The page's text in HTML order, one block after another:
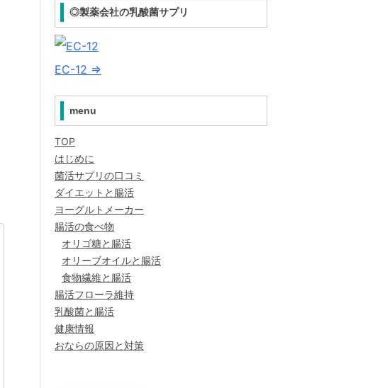
◎製薬会社の乳酸菌サプリ
EC-12 ⇒
menu
TOP
はじめに
菌活サプリの口コミ
ダイエットと腸活
ヨーグルトメーカー
腸活の食べ物
オリゴ糖と腸活
オリーブオイルと腸活
食物繊維と腸活
腸活フローラ維持
乳酸菌と腸活
健康情報
おならの原因と対策